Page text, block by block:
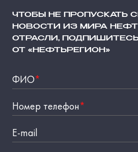
ЧТОБЫ НЕ ПРОПУСКАТЬ
НОВОСТИ ИЗ МИРА
ОТРАСЛИ,
ОТ «НЕФТЬРЕГИОН»
ФИО*
Номер телефон*
E-mail